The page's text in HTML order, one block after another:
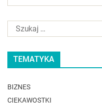
TEMATYKA
BIZNES
CIEKAWOSTKI